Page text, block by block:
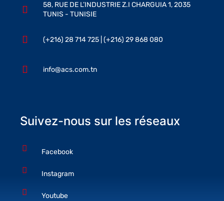
58, RUE DE L’INDUSTRIE Z.I CHARGUIA 1, 2035
TUNIS - TUNISIE
(+216) 28 714 725 | (+216) 29 868 080
info@acs.com.tn
Suivez-nous sur les réseaux
Facebook
Instagram
Youtube